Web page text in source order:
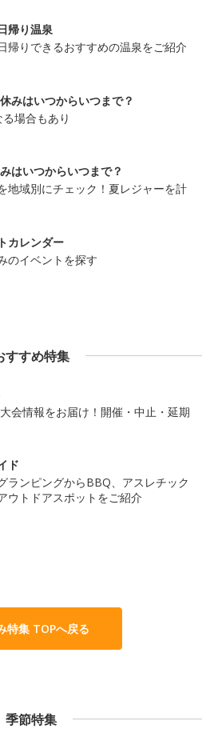
帰り温泉
帰りできるおすすめの温泉をご紹介
みはいつからいつまで？
場合もあり
はいつからいつまで？
地域別にチェック！夏レジャーを計
カレンダー
のイベントを探す
すすめ特集
会情報をお届け！開催・中止・延期
ド
ランピングからBBQ、アスレチック
ウトドアスポットをご紹介
特集 TOPへ戻る
季節特集